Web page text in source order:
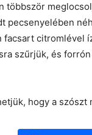
többször
pecsenyelében
facsart citromlével
szűrjük, és
hogy a szószt